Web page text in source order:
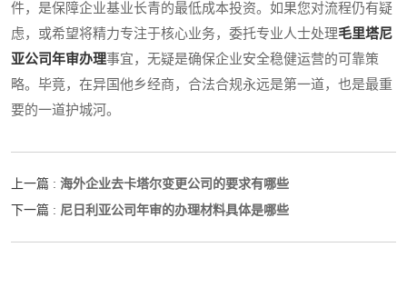
件，是保障企业基业长青的最低成本投资。如果您对流程仍有疑
虑，或希望将精力专注于核心业务，委托专业人士处理毛里塔尼
亚公司年审办理事宜，无疑是确保企业安全稳健运营的可靠策
略。毕竟，在异国他乡经商，合法合规永远是第一道，也是最重
要的一道护城河。
上一篇 : 海外企业去卡塔尔变更公司的要求有哪些
下一篇 : 尼日利亚公司年审的办理材料具体是哪些